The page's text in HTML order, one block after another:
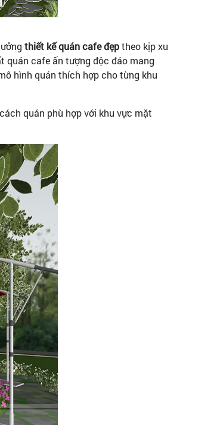
thiết kế quán cafe đẹptheo kịp xu
quán cafe ấn tượng độc đáo mang
hình quán thích hợp cho từng khu
quán phù hợp với khu vực mặt